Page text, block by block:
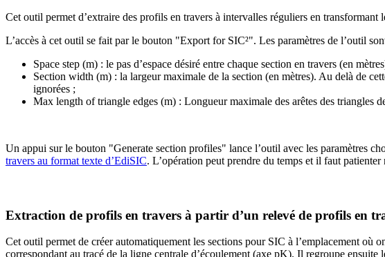
Cet outil permet d’extraire des profils en travers à intervalles réguliers en
L’accès à cet outil se fait par le bouton "Export for SIC²". Les paramètres de l’outil
Space step (m) : le pas d’espace désiré entre chaque section en travers (en
Section width (m) : la largeur maximale de la section (en mètres). Au delà de
ignorées ;
Max length of triangle edges (m) : Longueur maximale des arêtes des triangles
Un appui sur le bouton "Generate section profiles" lance l’outil avec les paramètres
travers au format texte d’EdiSIC. L’opération peut prendre du temps et il faut
Extraction de profils en travers à partir d’un relevé de profils en
Cet outil permet de créer automatiquement les sections pour SIC à l’emplacement où
correspondant au tracé de la ligne centrale d’écoulement (axe pK). Il regroupe ensuite